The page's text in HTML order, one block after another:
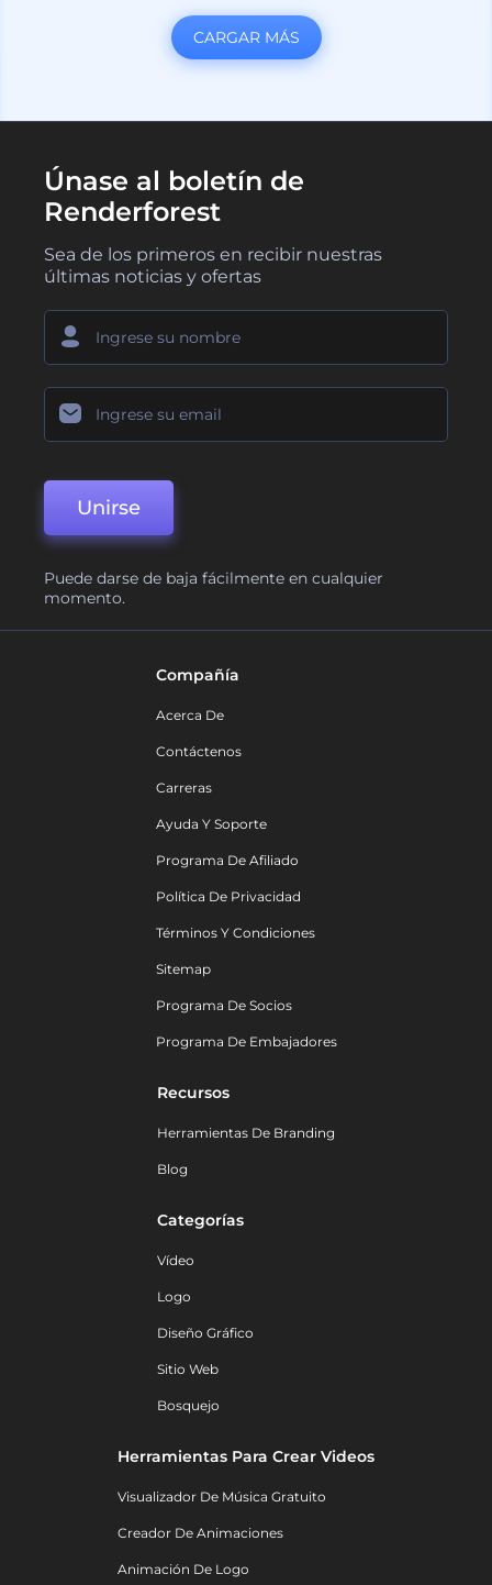
CARGAR MÁS
Únase al boletín de
Renderforest
Sea de los primeros en recibir nuestras
últimas noticias y ofertas
Unirse
Puede darse de baja fácilmente en cualquier
momento.
Compañía
Acerca De
Contáctenos
Carreras
Ayuda Y Soporte
Programa De Afiliado
Política De Privacidad
Términos Y Condiciones
Sitemap
Programa De Socios
Programa De Embajadores
Recursos
Herramientas De Branding
Blog
Categorías
Vídeo
Logo
Diseño Gráfico
Sitio Web
Bosquejo
Herramientas Para Crear Videos
Visualizador De Música Gratuito
Creador De Animaciones
Animación De Logo